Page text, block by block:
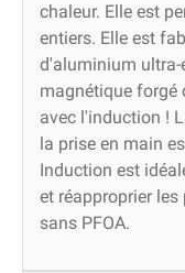
chaleur. Elle est
entiers. Elle est
d'aluminium ultra-
magnétique
avec l'induction !
la prise en main
Induction est
et réapproprier les
sans PFOA.